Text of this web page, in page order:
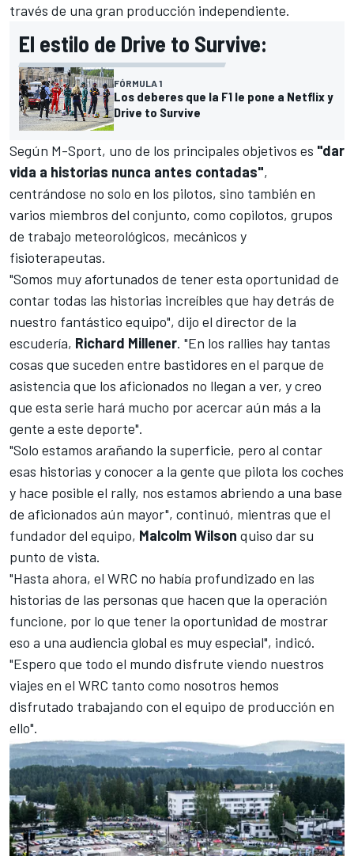
través de una gran producción independiente.
El estilo de Drive to Survive:
FÓRMULA 1
Los deberes que la F1 le pone a Netflix y
Drive to Survive
Según M-Sport, uno de los principales objetivos es "dar
vida a historias nunca antes contadas",
centrándose no solo en los pilotos, sino también en
varios miembros del conjunto, como copilotos, grupos
de trabajo meteorológicos, mecánicos y
fisioterapeutas.
"Somos muy afortunados de tener esta oportunidad de
contar todas las historias increíbles que hay detrás de
nuestro fantástico equipo", dijo el director de la
escudería, Richard Millener. "En los rallies hay tantas
cosas que suceden entre bastidores en el parque de
asistencia que los aficionados no llegan a ver, y creo
que esta serie hará mucho por acercar aún más a la
gente a este deporte".
"Solo estamos arañando la superficie, pero al contar
esas historias y conocer a la gente que pilota los coches
y hace posible el rally, nos estamos abriendo a una base
de aficionados aún mayor", continuó, mientras que el
fundador del equipo, Malcolm Wilson quiso dar su
punto de vista.
"Hasta ahora, el WRC no había profundizado en las
historias de las personas que hacen que la operación
funcione, por lo que tener la oportunidad de mostrar
eso a una audiencia global es muy especial", indicó.
"Espero que todo el mundo disfrute viendo nuestros
viajes en el WRC tanto como nosotros hemos
disfrutado trabajando con el equipo de producción en
ello".